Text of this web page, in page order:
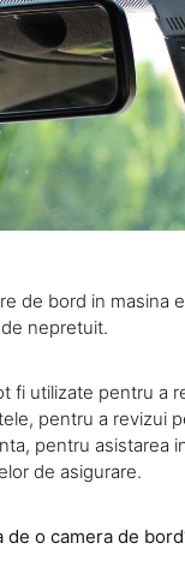
de bord in masina
nepretuit.
fi utilizate pentru a
pentru a revizui
pentru asistarea
de asigurare.
o camera de